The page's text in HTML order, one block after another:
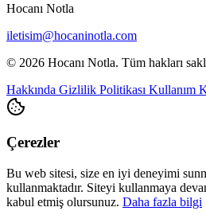
Hocanı Notla
iletisim@hocaninotla.com
© 2026 Hocanı Notla. Tüm hakları
Hakkında Gizlilik Politikası Kullanım
Çerezler
Bu web sitesi, size en iyi deneyimi
kullanmaktadır. Siteyi kullanmaya
kabul etmiş olursunuz. Daha fazla bilgi